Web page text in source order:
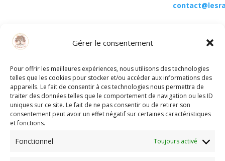
Gérer le consentement
Pour offrir les meilleures expériences, nous utilisons des technologies
telles que les cookies pour stocker et/ou accéder aux informations des
appareils. Le fait de consentir à ces technologies nous permettra de
traiter des données telles que le comportement de navigation ou les ID
uniques sur ce site. Le fait de ne pas consentir ou de retirer son
consentement peut avoir un effet négatif sur certaines caractéristiques
et fonctions.
Fonctionnel Toujours activé
de bien-être et
Ces pratiques
être global et
médical ou un
de santé.